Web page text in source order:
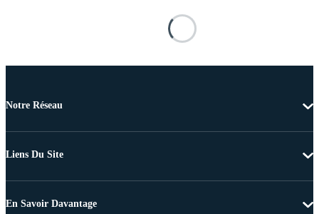
Notre Réseau
Liens Du Site
En Savoir Davantage